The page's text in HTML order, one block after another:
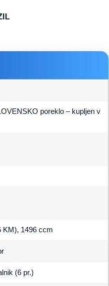
poreklo – kupljen v
KM), 1496 ccm
(6 pr.)